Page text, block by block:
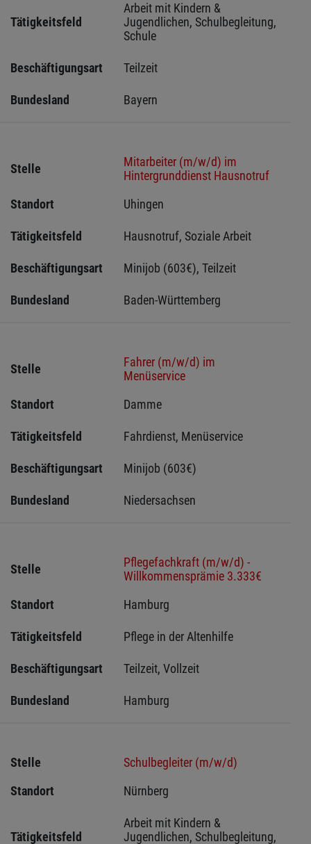
Tätigkeitsfeld
Arbeit mit Kindern &
Jugendlichen, Schulbegleitung,
Schule
Beschäftigungsart Teilzeit
Bundesland Bayern
Stelle
Mitarbeiter (m/w/d) im
Hintergrunddienst Hausnotruf
Standort
Uhingen
Tätigkeitsfeld Hausnotruf, Soziale Arbeit
Beschäftigungsart Minijob (603€), Teilzeit
Bundesland Baden-Württemberg
Stelle
Fahrer (m/w/d) im
Menüservice
Standort
Damme
Tätigkeitsfeld Fahrdienst, Menüservice
Beschäftigungsart Minijob (603€)
Bundesland Niedersachsen
Stelle
Pflegefachkraft (m/w/d) -
Willkommensprämie 3.333€
Standort
Hamburg
Tätigkeitsfeld Pflege in der Altenhilfe
Beschäftigungsart Teilzeit, Vollzeit
Bundesland Hamburg
Stelle
Schulbegleiter (m/w/d)
Standort
Nürnberg
Tätigkeitsfeld
Arbeit mit Kindern &
Jugendlichen, Schulbegleitung,